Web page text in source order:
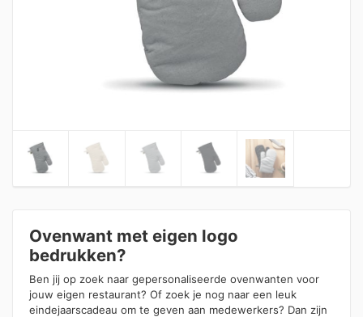
Ovenwant met eigen logo
bedrukken?
Ben jij op zoek naar gepersonaliseerde ovenwanten voor
jouw eigen restaurant? Of zoek je nog naar een leuk
eindejaarscadeau om te geven aan medewerkers? Dan zijn